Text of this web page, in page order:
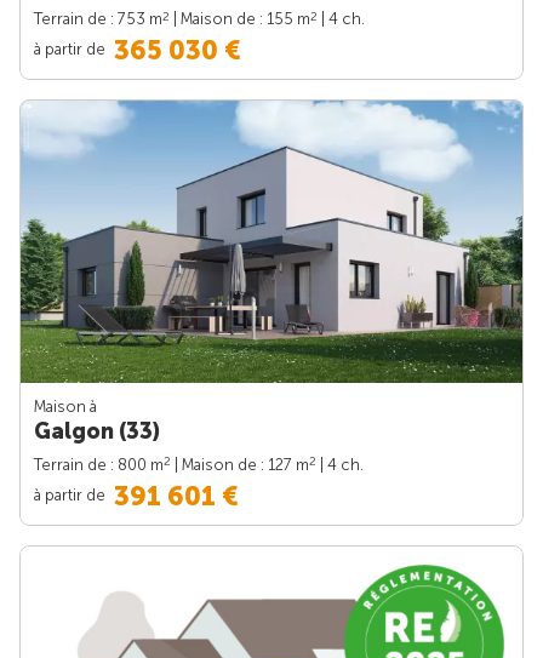
Terrain de : 753 m2 | Maison de : 155 m2
| 4 ch.
à partir de 365 030 €
Maison à
Galgon (33)
Terrain de : 800 m2 | Maison de : 127 m2
| 4 ch.
à partir de 391 601 €